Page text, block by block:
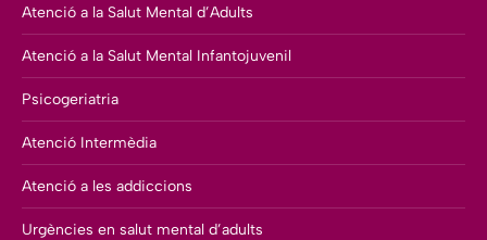
Atenció a la Salut Mental d’Adults
Atenció a la Salut Mental Infantojuvenil
Psicogeriatria
Atenció Intermèdia
Atenció a les addiccions
Urgències en salut mental d’adults